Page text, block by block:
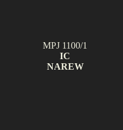
MPJ 1100/1
IC
NAREW